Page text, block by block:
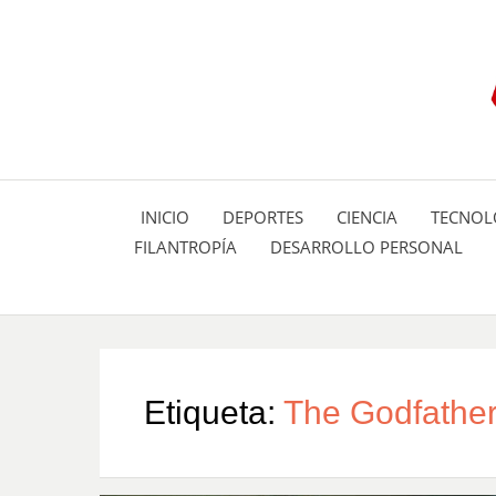
INICIO DEPORTES CIENCIA
FILANTROPÍA
DESARROLLO PERSONAL
Etiqueta: The